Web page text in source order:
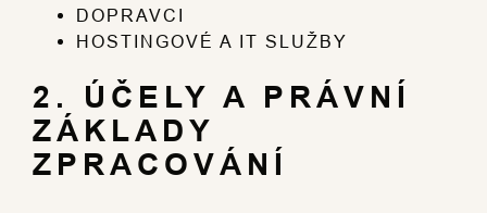
DOPRAVCI
HOSTINGOVÉ A IT SLUŽBY
2. ÚČELY A PRÁVNÍ
ZÁKLADY
ZPRACOVÁNÍ